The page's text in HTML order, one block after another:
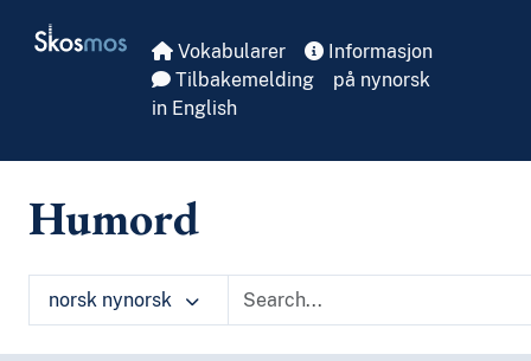
Skosmos Vokabularer
Informasjon
Tilbakemelding
på nynorsk
in English
Humord
norsk nynorsk